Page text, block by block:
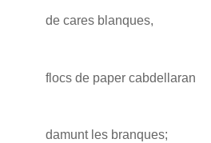
de cares blanques,
flocs de paper cabdellaran
damunt les branques;